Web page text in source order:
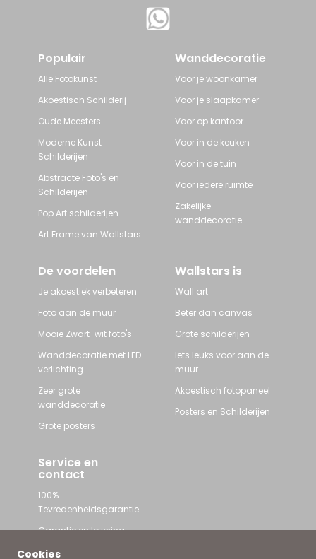
Cookies
Populair
Alle Fotokunst
Akoestisch Schilderij
Oude Meesters
Moderne Kunst
Schilderijen
Abstracte Foto's en
Schilderijen
Pop Art schilderijen
Art Frame van Wallstars
Wanddecoratie
Voor je woonkamer
Voor je slaapkamer
Voor op kantoor
Voor in de keuken
Voor in de tuin
Voor iedere ruimte
Zakelijke
wanddecoratie
De voordelen
Je akoestiek verbeteren
Foto aan de muur
Mooie Zwart-wit foto's
Wanddecoratie met LED
verlichting
Zeer grote
wanddecoratie
Grote posters
Wallstars is
Wall art
Beter dan canvas
Grote schilderijen
Iets leuks voor aan de
muur
Akoestisch fotopaneel
Posters en Schilderijen
Service en
contact
100%
Tevredenheidsgarantie
Garantie en levering
Contact met Wallstars